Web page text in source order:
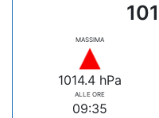
MASSIMA
1014.4 hPa
ALLE ORE
09:35